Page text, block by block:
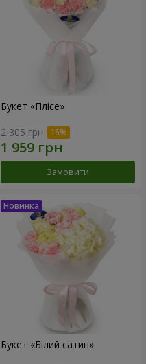
Букет «Плісе»
2 305 грн
Замовити
Букет «Білий сатин»